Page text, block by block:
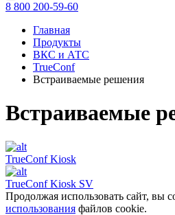
8 800 200-59-60
Главная
Продукты
ВКС и АТС
TrueConf
Встраиваемые решения
Встраиваемые
TrueConf Kiosk
TrueConf Kiosk SV
Продолжая использовать сайт, вы
использования файлов cookie.